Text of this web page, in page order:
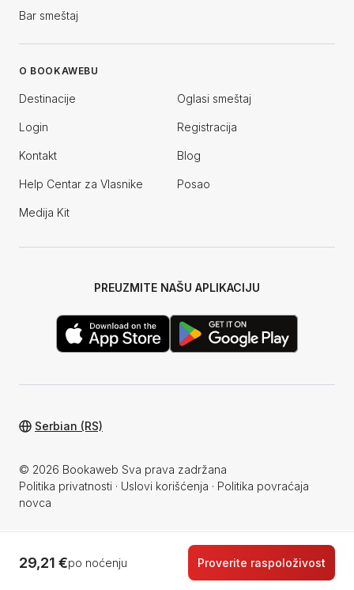
29,21 €po noćenju Proverite raspoloživost
Bar smeštaj
O BOOKAWEBU
Destinacije Oglasi smeštaj
Login Registracija
Kontakt Blog
Help Centar za Vlasnike Posao
Medija Kit
PREUZMITE NAŠU APLIKACIJU
© 2026 Bookaweb Sva prava zadržana
Politika privatnosti · Uslovi korišćenja · Politika povraćaja
novca
Serbian (RS)